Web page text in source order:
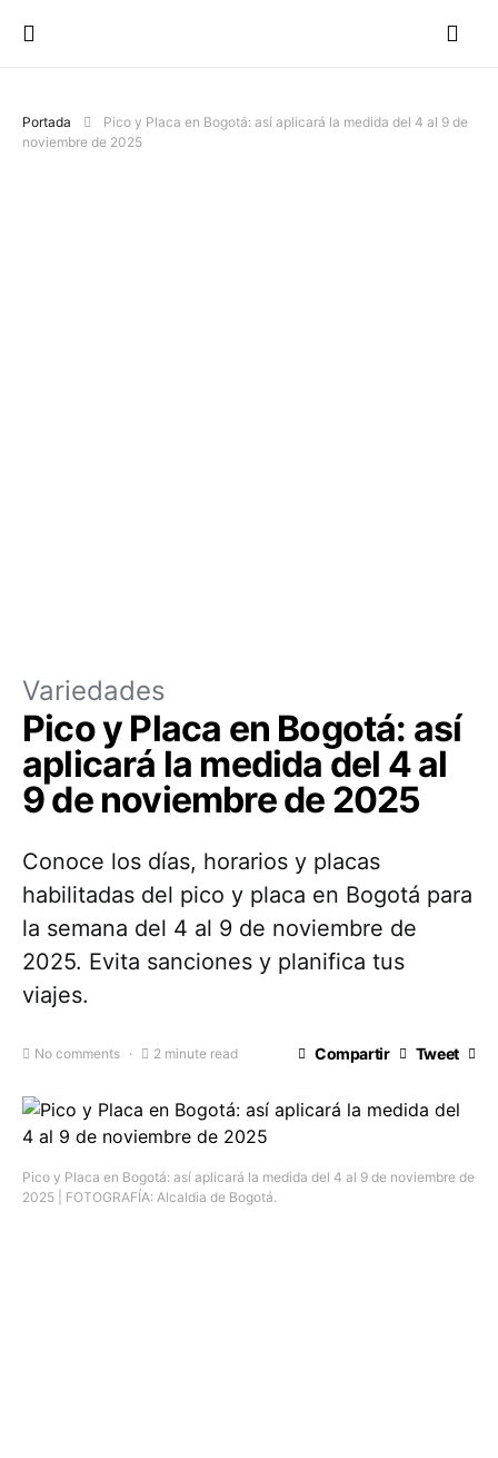
Portada
Pico y Placa en Bogotá: así aplicará la medida del 4 al 9 de
noviembre de 2025
Variedades
Pico y Placa en Bogotá: así
aplicará la medida del 4 al
9 de noviembre de 2025
Conoce los días, horarios y placas
habilitadas del pico y placa en Bogotá para
la semana del 4 al 9 de noviembre de
2025. Evita sanciones y planifica tus
viajes.
No comments 2 minute read Compartir Tweet
Pico y Placa en Bogotá: así aplicará la medida del 4 al 9 de noviembre de
2025 | FOTOGRAFÍA: Alcaldia de Bogotá.